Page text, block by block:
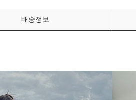
배송정보